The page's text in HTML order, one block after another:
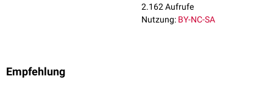
2.162 Aufrufe
Nutzung: BY-NC-SA
Empfehlung